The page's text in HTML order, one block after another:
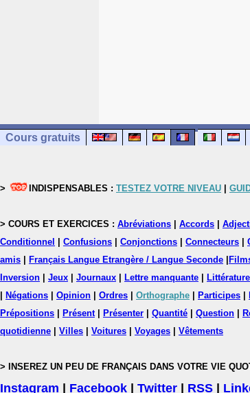
Cours gratuits
> INDISPENSABLES : TESTEZ VOTRE NIVEAU
> COURS ET EXERCICES : Abréviations Accords
Conditionnel
Confusions Conjonctions Connecteurs
amis
Français Langue Etrangère / Langue Seconde
Inversion
Jeux Journaux Lettre manquante Littérature
Négations Opinion Ordres Orthographe Participes
Prépositions
Présent| Présenter Quantité Question
quotidienne
Villes Voitures Voyages Vêtements
> INSEREZ UN PEU DE FRANÇAIS DANS VOTRE VIE
Instagram Facebook Twitter RSS